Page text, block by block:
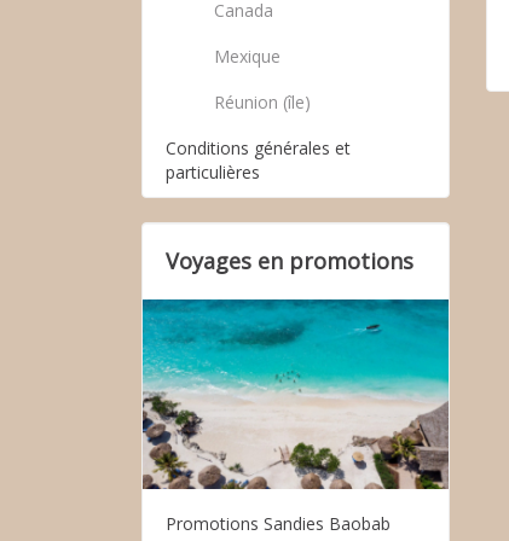
Canada
Mexique
Réunion (île)
Conditions générales et
particulières
Voyages en promotions
Promotions Sandies Baobab